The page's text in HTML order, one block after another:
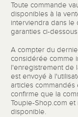
Toute commande
disponibles à la
interviendra dans
garanties ci-
A compter du
considérée comme
l'enregistrement de
est envoyé à
articles
confirme que la
Toupie-Shop.com
disponible.